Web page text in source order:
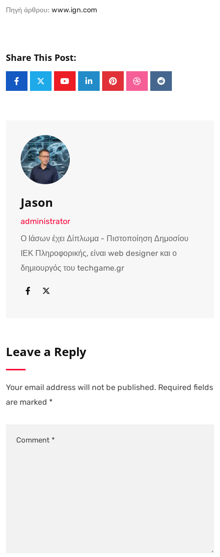
Πηγή άρθρου: www.ign.com
Share This Post:
LinkedInPinterestStumbleUpon
Reddit
Jason
administrator
Ο Ιάσων έχει Δίπλωμα - Πιστοποίηση Δημοσίου
ΙΕΚ Πληροφορικής, είναι web designer και ο
δημιουργός του techgame.gr
Leave a Reply
Your email address will not be published. Required fields
are marked *